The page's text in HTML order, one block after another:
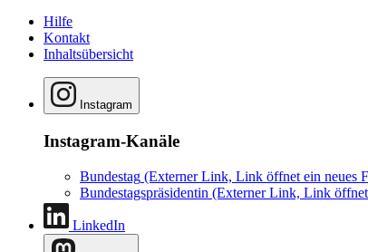
Hilfe
Kontakt
Inhaltsübersicht
Instagram
Instagram-Kanäle
Bundestag (Externer Link, Link öffnet ein neues
Bundestagspräsidentin (Externer Link, Link öffnet
LinkedIn